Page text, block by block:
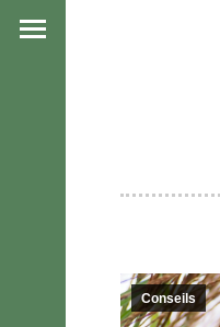
Conseils